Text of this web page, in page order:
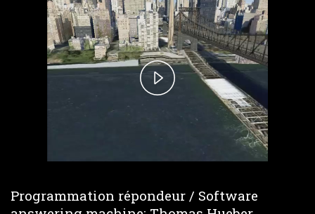
Play
Video
Programmation répondeur / Software